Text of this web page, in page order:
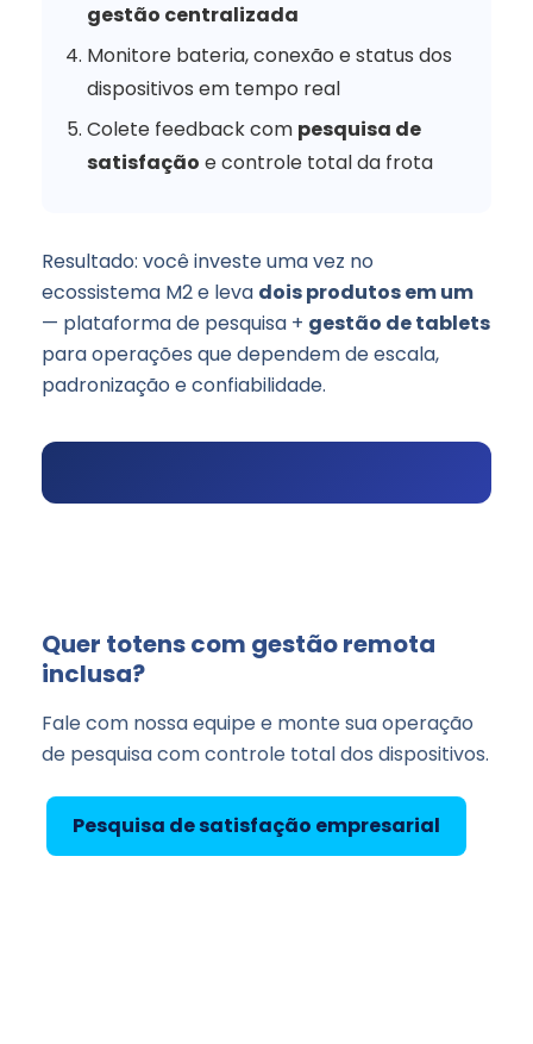
gestão centralizada
Monitore bateria, conexão e status dos
dispositivos em tempo real
Colete feedback com pesquisa de
satisfação e controle total da frota
Resultado: você investe uma vez no
ecossistema M2 e leva dois produtos em um
— plataforma de pesquisa + gestão de tablets
para operações que dependem de escala,
padronização e confiabilidade.
Quer totens com gestão remota
inclusa?
Fale com nossa equipe e monte sua operação
de pesquisa com controle total dos dispositivos.
Pesquisa de satisfação empresarial